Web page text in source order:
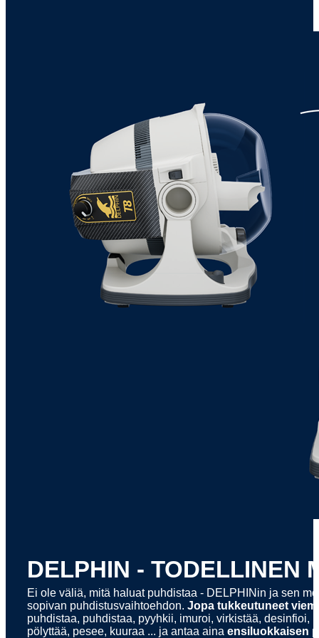
DELPHIN - TODELLINEN
Ei ole väliä, mitä haluat puhdistaa - DELPHINin ja sen
sopivan puhdistusvaihtoehdon. Jopa tukkeutuneet
puhdistaa, puhdistaa, pyyhkii, imuroi, virkistää, desinfioi,
pölyttää, pesee, kuuraa ... ja antaa aina ensiluokkaisen